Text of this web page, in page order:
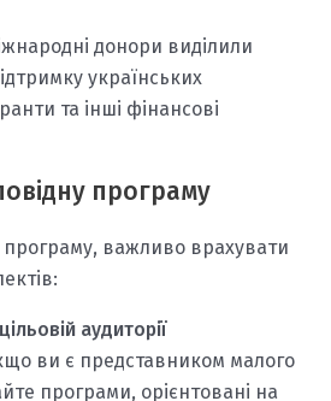
донори виділили
українських
та інші фінансові
програму
важливо врахувати
аудиторії
ви є представником малого
програми, орієнтовані на